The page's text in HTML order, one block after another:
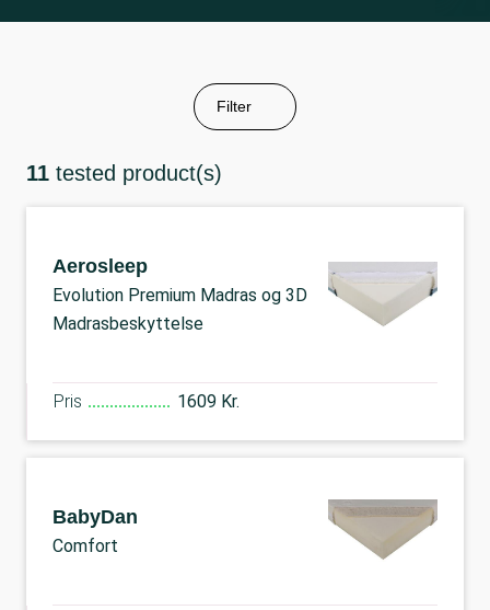
Filter
11 tested product(s)
Aerosleep
Evolution Premium Madras og 3D
Madrasbeskyttelse
Pris 1609 Kr.
BabyDan
Comfort